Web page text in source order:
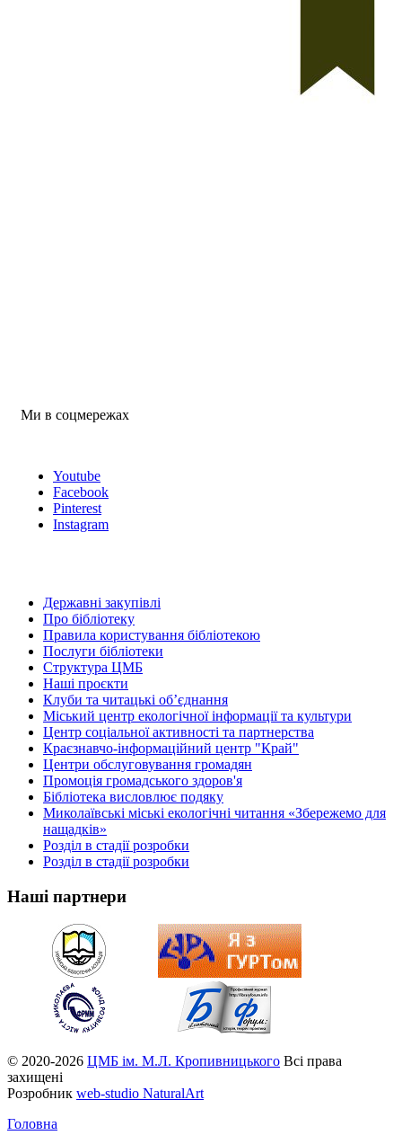
Ми в соцмережах
Youtube
Facebook
Pinterest
Instagram
Державні закупівлі
Про бібліотеку
Правила користування бібліотекою
Послуги бібліотеки
Структура ЦМБ
Наші проєкти
Клуби та читацькі об’єднання
Міський центр екологічної інформації та культури
Центр соціальної активності та партнерства
Краєзнавчо-інформаційний центр "Край"
Центри обслуговування громадян
Промоція громадського здоров'я
Бібліотека висловлює подяку
Миколаївські міські екологічні читання «Збережемо для
нащадків»
Розділ в стадії розробки
Розділ в стадії розробки
Наші партнери
© 2020-2026 ЦМБ ім. М.Л. Кропивницького Всі права
захищені
Розробник web-studio NaturalArt
Головна